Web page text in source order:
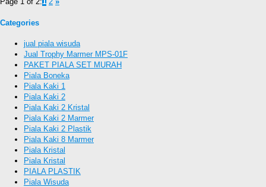
Categories
jual piala wisuda
Jual Trophy Marmer MPS-01F
PAKET PIALA SET MURAH
Piala Boneka
Piala Kaki 1
Piala Kaki 2
Piala Kaki 2 Kristal
Piala Kaki 2 Marmer
Piala Kaki 2 Plastik
Piala Kaki 8 Marmer
Piala Kristal
Piala Kristal
PIALA PLASTIK
Piala Wisuda